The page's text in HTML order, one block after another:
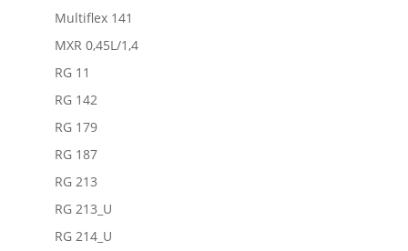
Multiflex 141
MXR 0,45L/1,4
RG 11
RG 142
RG 179
RG 187
RG 213
RG 213_U
RG 214_U